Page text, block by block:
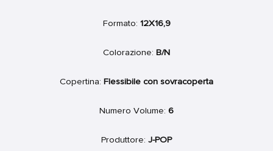
Formato: 12X16,9
Colorazione: B/N
Copertina: Flessibile con sovracoperta
Numero Volume: 6
Produttore: J-POP